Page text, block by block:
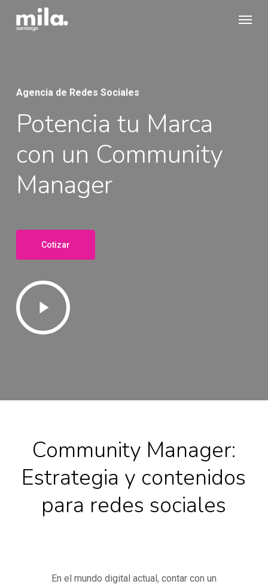
Agencia de Redes Sociales
Potencia tu Marca
con un Community
Manager
Cotizar
Play
Video
Community Manager:
Estrategia y contenidos
para redes sociales
En el mundo digital actual, contar con un